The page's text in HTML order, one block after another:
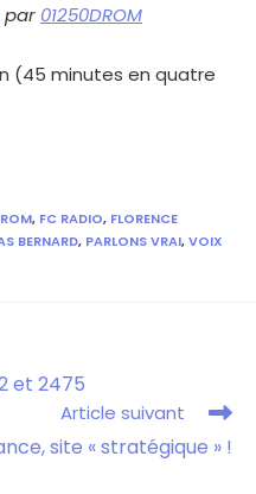
par 01250DROM
(45 minutes en quatre
, FC RADIO, FLORENCE
BERNARD, PARLONS VRAI,VOIX
et 2475
Article suivant
site « stratégique » !